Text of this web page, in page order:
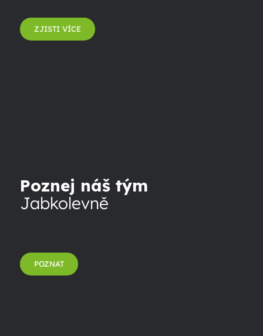
ZJISTI VÍCE
Poznej náš tým
Jabkolevně
POZNAT